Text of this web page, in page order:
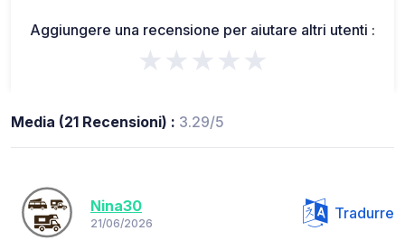
Aggiungere una recensione per aiutare altri utenti :
★★★★★
Media (21 Recensioni) : 3.29/5
Nina30
21/06/2026
Tradurre